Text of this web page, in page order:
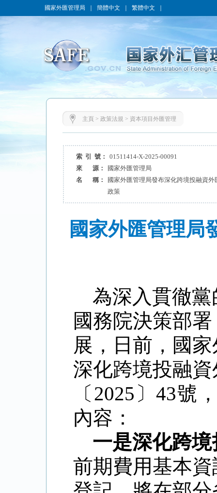
國家外匯管理局 簡體中文 繁體中文
主頁 > 政策法規 > 資本項目外匯管理
索 引 號：
01511414-X-2025-00091
來 源：
國家外匯管理局
名 稱：
國家外匯管理局發布深化跨境投融資
政策
國家外匯管理局
為深入貫徹
國務院決策部
展，日前，國
深化跨境投融
〔 2025 〕43號
內容：
一是深化跨
前期費用基本